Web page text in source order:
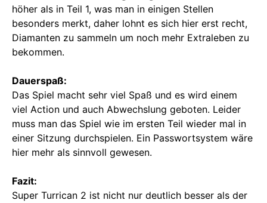
höher als in Teil 1, was man in einigen Stellen
besonders merkt, daher lohnt es sich hier erst recht,
Diamanten zu sammeln um noch mehr Extraleben zu
bekommen.
Dauerspaß:
Das Spiel macht sehr viel Spaß und es wird einem
viel Action und auch Abwechslung geboten. Leider
muss man das Spiel wie im ersten Teil wieder mal in
einer Sitzung durchspielen. Ein Passwortsystem wäre
hier mehr als sinnvoll gewesen.
Fazit:
Super Turrican 2 ist nicht nur deutlich besser als der